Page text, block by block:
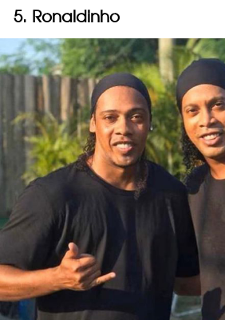
5. Ronaldinho